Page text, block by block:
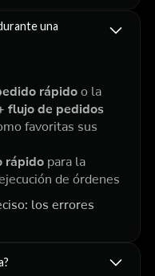
una
rápidoo la
flujo de pedidos
favoritas sus
rápidopara la
de órdenes
los errores